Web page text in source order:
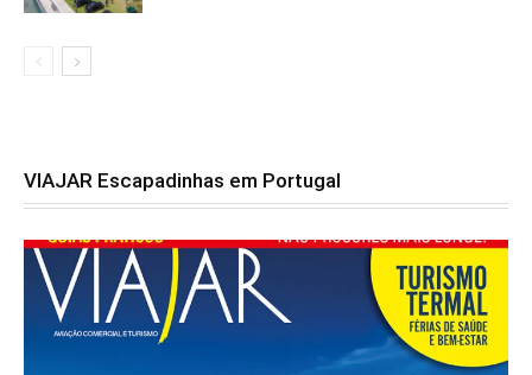
VIAJAR Escapadinhas em Portugal